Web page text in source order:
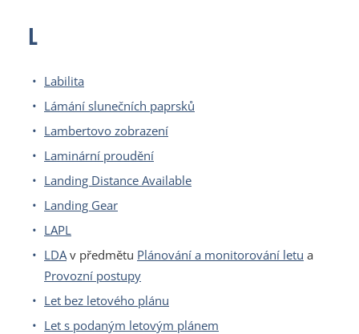
L
Labilita
Lámání slunečních paprsků
Lambertovo zobrazení
Laminární proudění
Landing Distance Available
Landing Gear
LAPL
LDA v předmětu Plánování a monitorování letu a
Provozní postupy
Let bez letového plánu
Let s podaným letovým plánem